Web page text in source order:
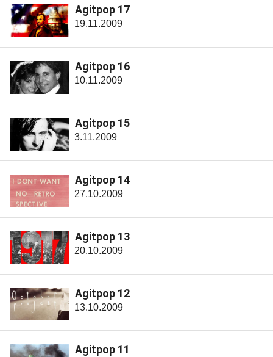
Agitpop 17
19.11.2009
Agitpop 16
10.11.2009
Agitpop 15
3.11.2009
Agitpop 14
27.10.2009
Agitpop 13
20.10.2009
Agitpop 12
13.10.2009
Agitpop 11